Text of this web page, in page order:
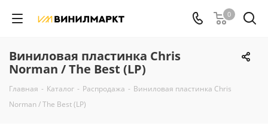
0
Виниловая пластинка Chris
Norman / The Best (LP)
Главная - Каталог - Распродажа - Виниловая пластинка Chris
Norman / The Best (LP)